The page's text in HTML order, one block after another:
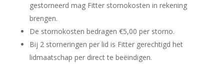
gestorneerd mag Fitter stornokosten in rekening
brengen.
De stornokosten bedragen €5,00 per storno.
Bij 2 storneringen per lid is Fitter gerechtigd het
lidmaatschap per direct te beëindigen.